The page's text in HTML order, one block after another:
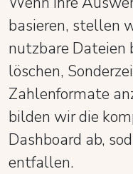
basieren, stellen
nutzbare Dateien
löschen,
Zahlenformate
bilden wir die
Dashboard ab,
entfallen.